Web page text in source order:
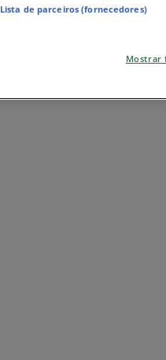
Lista de parceiros (fornecedores)
Mostrar